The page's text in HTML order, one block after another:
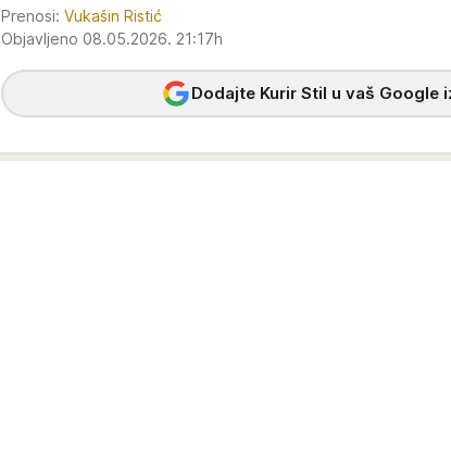
Prenosi: Vukašin Ristić
Objavljeno 08.05.2026. 21:17h
Dodajte Kurir Stil u vaš Google